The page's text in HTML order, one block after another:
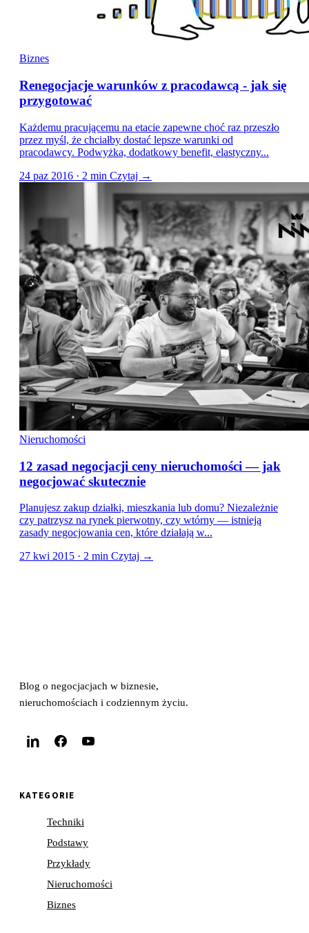
Biznes
Renegocjacje warunków z pracodawcą - jak się
przygotować
Każdemu pracującemu na etacie zapewne choć raz przeszło
przez myśl, że chciałby dostać lepsze warunki od
pracodawcy. Podwyżka, dodatkowy benefit, elastyczny...
24 paz 2016 · 2 min Czytaj →
Nieruchomości
12 zasad negocjacji ceny nieruchomości — jak
negocjować skutecznie
Planujesz zakup działki, mieszkania lub domu? Niezależnie
czy patrzysz na rynek pierwotny, czy wtórny — istnieją
zasady negocjowania cen, które działają w...
27 kwi 2015 · 2 min Czytaj →
Blog o negocjacjach w biznesie,
nieruchomościach i codziennym życiu.
KATEGORIE
Techniki
Podstawy
Przykłady
Nieruchomości
Biznes